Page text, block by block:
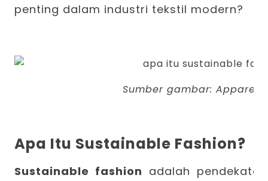
penting dalam industri tekstil modern?
Sumber gambar: Apparel
Apa Itu Sustainable Fashion?
Sustainable fashion adalah